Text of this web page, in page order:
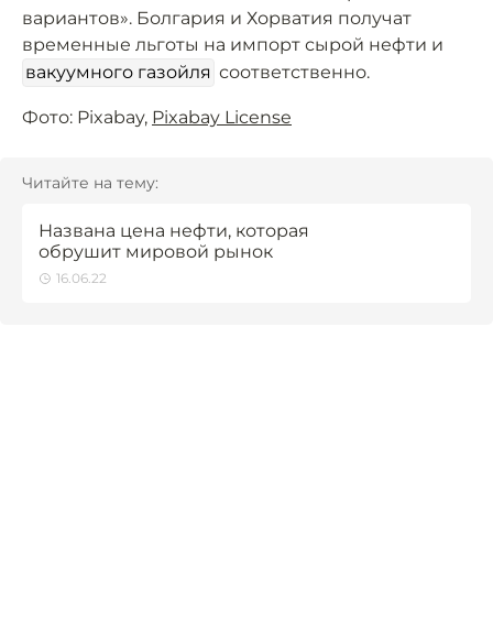
вариантов». Болгария и Хорватия получат
временные льготы на импорт сырой нефти и
вакуумного газойля соответственно.
Фото: Pixabay, Pixabay License
Читайте на тему:
Названа цена нефти, которая
обрушит мировой рынок
16.06.22